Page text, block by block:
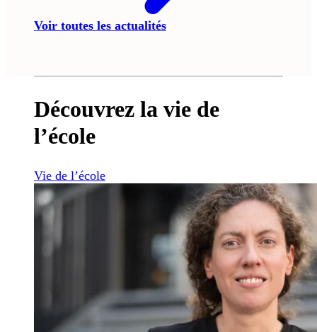
Voir toutes les actualités
Découvrez la vie de
l’école
Vie de l’école